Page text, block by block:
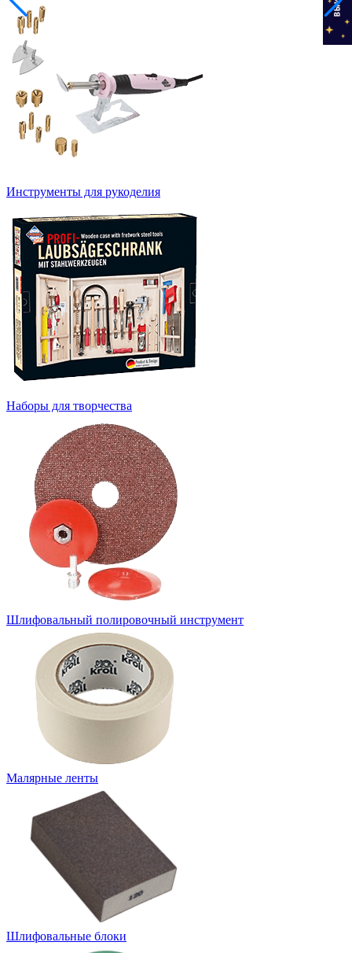
Инструменты для рукоделия
Наборы для творчества
Шлифовальный полировочный инструмент
Малярные ленты
Шлифовальные блоки